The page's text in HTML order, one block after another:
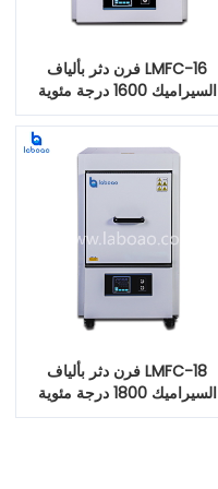
LMFC-16 فرن دثر بألياف
السيراميك 1600 درجة مئوية
LMFC-18 فرن دثر بألياف
السيراميك 1800 درجة مئوية